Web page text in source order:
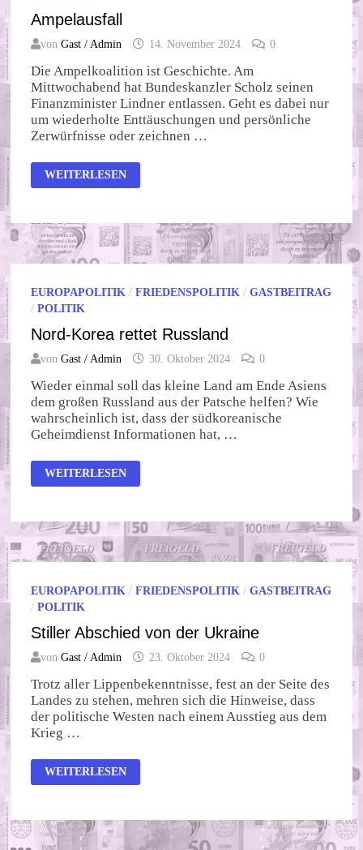
Ampelausfall
vonGast / Admin 14. November 2024 0
Die Ampelkoalition ist Geschichte. Am
Mittwochabend hat Bundeskanzler Scholz seinen
Finanzminister Lindner entlassen. Geht es dabei nur
um wiederholte Enttäuschungen und persönliche
Zerwürfnisse oder zeichnen …
AMPELAUSFALL
WEITERLESEN
EUROPAPOLITIK /FRIEDENSPOLITIK /GASTBEITRAG
/POLITIK
Nord-Korea rettet Russland
vonGast / Admin 30. Oktober 2024 0
Wieder einmal soll das kleine Land am Ende Asiens
dem großen Russland aus der Patsche helfen? Wie
wahrscheinlich ist, dass der südkoreanische
Geheimdienst Informationen hat, …
NORD-
KOREA
WEITERLESEN
EUROPAPOLITIK /FRIEDENSPOLITIK /GASTBEITRAG
/POLITIK
Stiller Abschied von der Ukraine
vonGast / Admin 23. Oktober 2024 0
Trotz aller Lippenbekenntnisse, fest an der Seite des
Landes zu stehen, mehren sich die Hinweise, dass
der politische Westen nach einem Ausstieg aus dem
Krieg …
STILLER
ABSCHIED
WEITERLESEN